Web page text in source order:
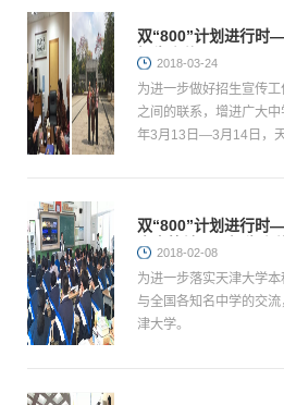
双“800”计划进行时
招生宣传
2018-03-24
为进一步做好招生宣传
之间的联系，增进广大
年3月13日—3月14日，
双“800”计划进行时
中宁等地开展招生宣传
2018-02-08
为进一步落实天津大学
与全国各知名中学的交
津大学。